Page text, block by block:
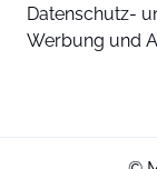
Datenschutz-
Werbung und